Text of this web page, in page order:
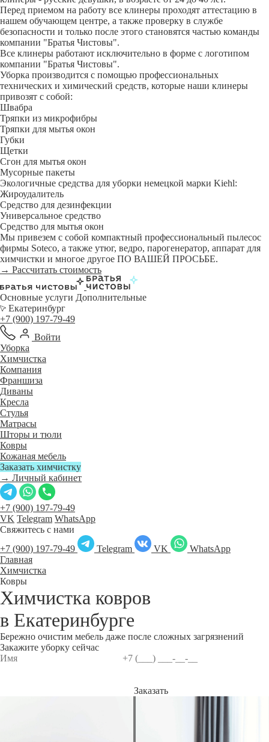
Перед приемом на работу все клинеры проходят аттестацию в
нашем обучающем центре, а также проверку в службе
безопасности и только после этого становятся частью команды
компании "Братья Чистовы".
Все клинеры работают исключительно в форме с логотипом
компании "Братья Чистовы".
Уборка производится с помощью профессиональных
технических и химический средств, которые наши клинеры
привозят с собой:
Швабра
Тряпки из микрофибры
Тряпки для мытья окон
Губки
Щетки
Сгон для мытья окон
Мусорные пакеты
Экологичные средства для уборки немецкой марки Kiehl:
Жироудалитель
Средство для дезинфекции
Универсальное средство
Средство для мытья окон
Мы привезем с собой компактный профессиональный пылесос
фирмы Soteco, а также утюг, ведро, парогенератор, аппарат для
химчистки и многое другое ПО ВАШЕЙ ПРОСЬБЕ.
→ Рассчитать стоимость
Основные услуги Дополнительные
Екатеринбург
+7 (900) 197-79-49
Войти
Уборка
Химчистка
Компания
Франшиза
Диваны
Кресла
Стулья
Матрасы
Шторы и тюли
Ковры
Кожаная мебель
Заказать химчистку
→ Личный кабинет
+7 (900) 197-79-49
VK Telegram WhatsApp
Свяжитесь с нами
+7 (900) 197-79-49
Telegram VK
WhatsApp
Главная
Химчистка
Ковры
Химчистка ковров
в Екатеринбурге
Бережно очистим мебель даже после сложных загрязнений
Закажите уборку сейчас
Заказать